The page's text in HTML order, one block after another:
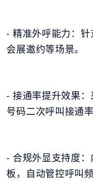
- 精准外呼能力：
会展邀约等场景。
- 接通率提升效果
号码二次呼叫接通
- 合规外显支持度
板，自动管控呼叫